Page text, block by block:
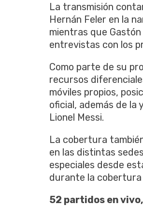
La transmisión
Hernán Feler en la
mientras que
entrevistas con los
Como parte de su
recursos
móviles propios,
oficial, además de la
Lionel Messi.
La cobertura
en las distintas
especiales desde
durante la
52 partidos en